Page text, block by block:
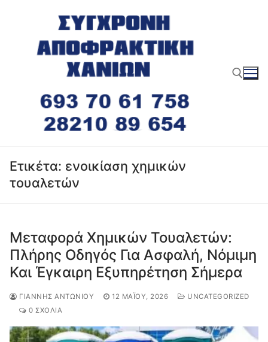
περιεχόμενο
Αναζήτηση για:
Ετικέτα: ενοικίαση χημικών
τουαλετών
Μεταφορά Χημικών Τουαλετών:
Πλήρης Οδηγός Για Ασφαλή, Νόμιμη
Και Έγκαιρη Εξυπηρέτηση Σήμερα
ΓΙΆΝΝΗΣ ΑΝΤΩΝΊΟΥ 12 ΜΑΪ́ΟΥ, 2026
UNCATEGORIZED
0 ΣΧΌΛΙΑ